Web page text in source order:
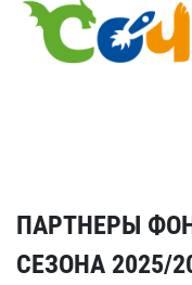
ПАРТНЕРЫ
СЕЗОНА 2025/